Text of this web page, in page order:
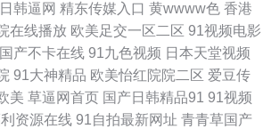
一级黄色A片 微拍福利88 综合色色综合 国产视频
级 亚州另类10页 91国视频 成人AⅤ 黑料嫩草人人
黄 影音先锋鲁鲁 成人在线观看网址 黄色天堂网 日
日韩逼网 精东传媒入口 黄wwww色 香港
在线播放 欧美足交一区二区 91视频电影
国产不卡在线 91九色视频 日本天堂视频
91大神精品 欧美怡红院院二区 爱豆传
美 草逼网首页 国产日韩精品91 91视频
资源在线 91自拍最新网址 青青草国产